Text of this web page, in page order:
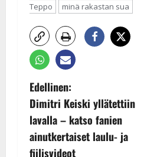
Teppo
minä rakastan sua
P
o
s
Edellinen:
Dimitri Keiski yllätettiin
lavalla – katso fanien
ainutkertaiset laulu- ja
fiilisvideot